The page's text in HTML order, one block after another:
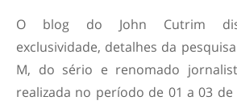
O blog do John Cutrim
exclusividade, detalhes da
M, do sério e renomado
realizada no período de 01 a 03